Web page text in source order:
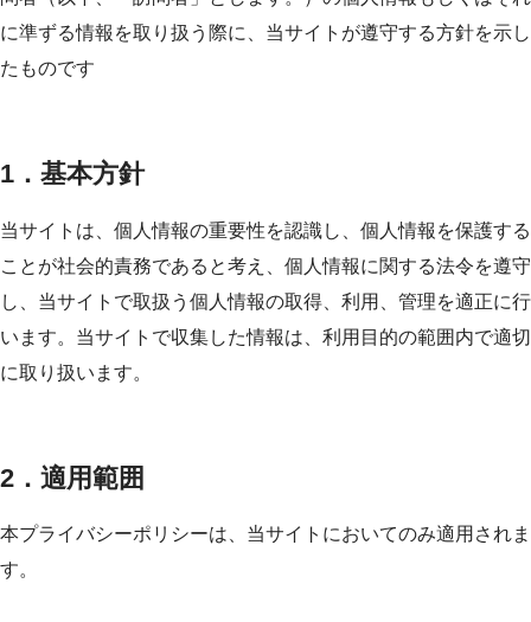
に準ずる情報を取り扱う際に、当サイトが遵守する方針を示し
たものです
1．基本方針
当サイトは、個人情報の重要性を認識し、個人情報を保護する
ことが社会的責務であると考え、個人情報に関する法令を遵守
し、当サイトで取扱う個人情報の取得、利用、管理を適正に行
います。当サイトで収集した情報は、利用目的の範囲内で適切
に取り扱います。
2．適用範囲
本プライバシーポリシーは、当サイトにおいてのみ適用されま
す。